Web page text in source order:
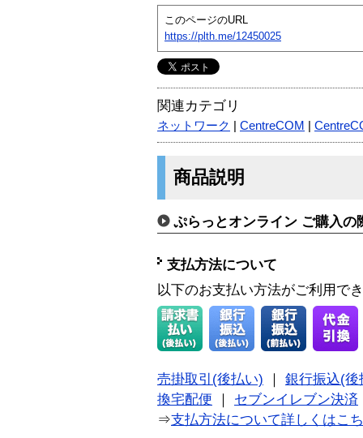
このページのURL
https://plth.me/12450025
関連カテゴリ
ネットワーク CentreCOM
商品説明
ぷらっとオンライン ご購入の
支払方法について
以下のお支払い方法がご利用で
売掛取引(後払い)
銀行振込(後
換宅配便
セブンイレブン決済
⇒支払方法について詳しくはこ